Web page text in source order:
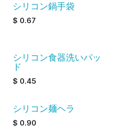
シリコン鍋手袋
$ 0.67
シリコン食器洗いパッ
ド
$ 0.45
シリコン麺ヘラ
$ 0.90